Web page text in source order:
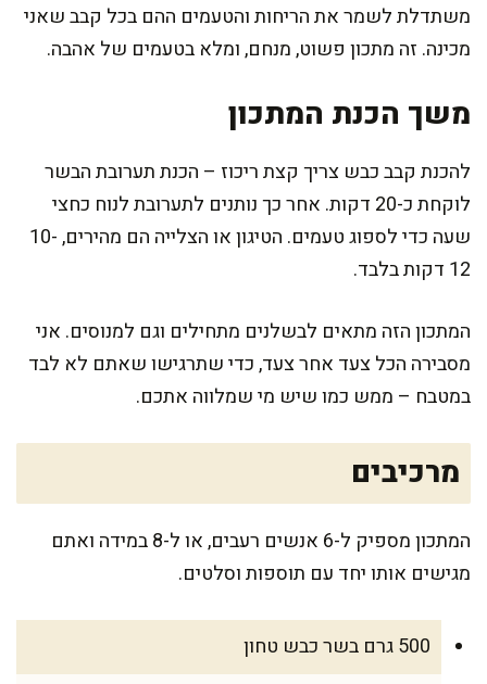
משתדלת לשמר את הריחות והטעמים ההם בכל קבב שאני
מכינה. זה מתכון פשוט, מנחם, ומלא בטעמים של אהבה.
משך הכנת המתכון
להכנת קבב כבש צריך קצת ריכוז – הכנת תערובת הבשר
לוקחת כ-20 דקות. אחר כך נותנים לתערובת לנוח כחצי
שעה כדי לספוג טעמים. הטיגון או הצלייה הם מהירים, 10-
12 דקות בלבד.
המתכון הזה מתאים לבשלנים מתחילים וגם למנוסים. אני
מסבירה הכל צעד אחר צעד, כדי שתרגישו שאתם לא לבד
במטבח – ממש כמו שיש מי שמלווה אתכם.
מרכיבים
המתכון מספיק ל-6 אנשים רעבים, או ל-8 במידה ואתם
מגישים אותו יחד עם תוספות וסלטים.
500 גרם בשר כבש טחון